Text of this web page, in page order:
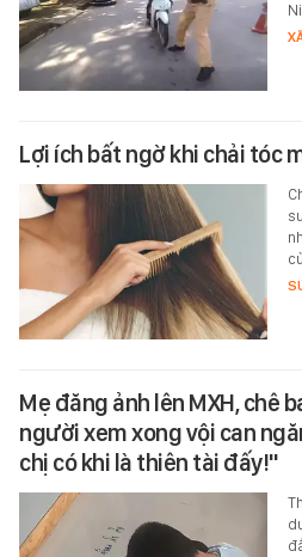
Lợi ích bất ngờ khi chải tóc
Mẹ đăng ảnh lên MXH, chê
người xem xong vội can
chị có khi là thiên tài đấy!"